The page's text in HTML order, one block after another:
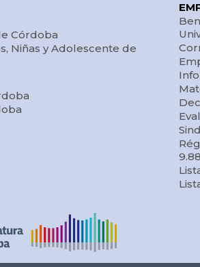
Córdoba
Niñas y Adolescente de